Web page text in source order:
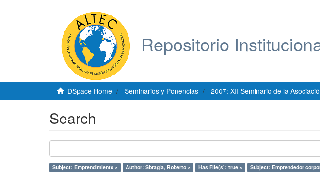
Repositorio
DSpace Home Seminarios y Ponencias 2007: XII Seminario de la
Search
Subject: Emprendimiento × Author: Sbragia, Roberto × Has File(s): true × Subject: Emprendedor